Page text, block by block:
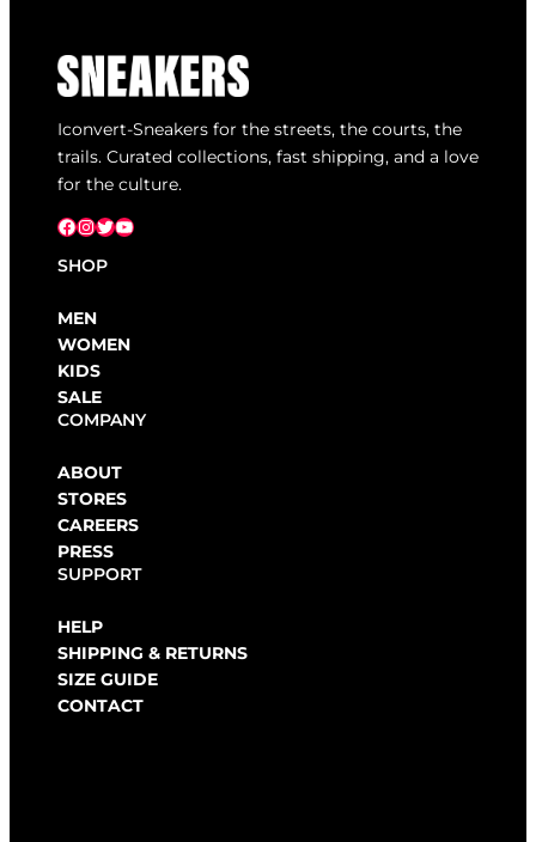
Iconvert-Sneakers for the streets, the courts, the
trails. Curated collections, fast shipping, and a love
for the culture.
Facebook InstagramX YouTube
SHOP
MEN
WOMEN
KIDS
SALE
COMPANY
ABOUT
STORES
CAREERS
PRESS
SUPPORT
HELP
SHIPPING & RETURNS
SIZE GUIDE
CONTACT